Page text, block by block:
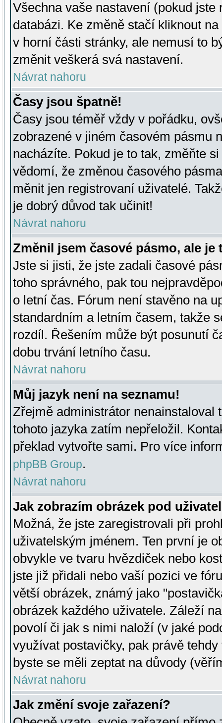
Všechna vaše nastavení (pokud
databázi. Ke změně stačí kliknout
v horní části stránky, ale nemusí to
změnit veškerá svá nastavení.
Návrat nahoru
Časy jsou špatně!
Časy jsou téměř vždy v pořádku,
zobrazené v jiném časovém pásmu
nacházíte. Pokud je to tak, změňte
vědomí, že změnou časového
měnit jen registrovaní uživatelé.
je dobrý důvod tak učinit!
Návrat nahoru
Změnil jsem časové pásmo, ale je
Jste si jisti, že jste zadali časové
toho správného, pak tou
o letní čas. Fórum není stavěno na
standardním a letním časem, takže
rozdíl. Řešením může být posunutí
dobu trvání letního času.
Návrat nahoru
Můj jazyk není na seznamu!
Zřejmě administrátor nenainstaloval
tohoto jazyka zatím nepřeložil.
překlad vytvořte sami. Pro více
phpBB Group.
Návrat nahoru
Jak zobrazím obrázek pod
Možná, že jste zaregistrovali při
uživatelským jménem. Ten první je
obvykle ve tvaru hvězdiček nebo
jste již přidali nebo vaší pozici ve
větší obrázek, známý jako
obrázek každého uživatele. Záleží
povolí či jak s nimi naloží (v jaké
využívat postavičky, pak právě
byste se měli zeptat na důvody
Návrat nahoru
Jak změní svoje zařazení?